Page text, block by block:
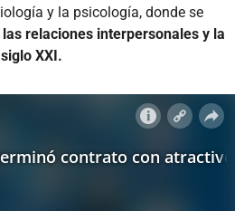
y la psicología, donde se
las relaciones interpersonales y la
XXI.